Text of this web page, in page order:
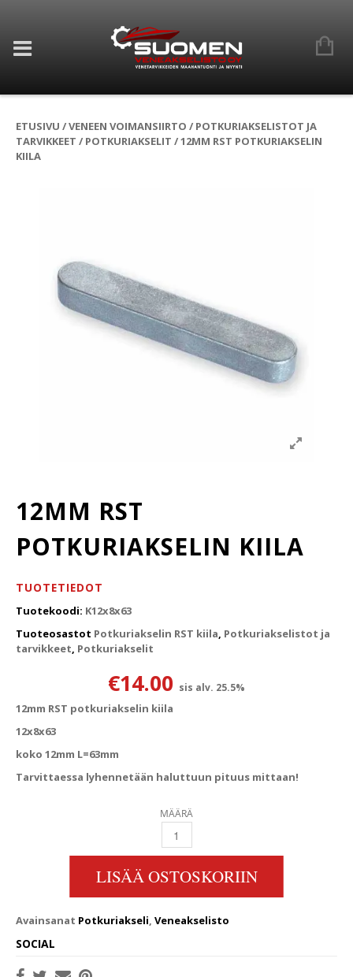
ETUSIVU /VENEEN VOIMANSIIRTO / POTKURIAKSELISTOT JA
TARVIKKEET / POTKURIAKSELIT / 12MM RST POTKURIAKSELIN
KIILA
12MM RST
POTKURIAKSELIN KIILA
TUOTETIEDOT
Tuotekoodi: K12x8x63
Tuoteosastot Potkuriakselin RST kiila, Potkuriakselistot ja
tarvikkeet, Potkuriakselit
€14.00 sis alv. 25.5%
12mm RST potkuriakselin kiila
12x8x63
koko 12mm L=63mm
Tarvittaessa lyhennetään haluttuun pituus mittaan!
MÄÄRÄ
12MM RST POTKURIAKSELIN KIILA QUANTITY
LISÄÄ OSTOSKORIIN
Avainsanat Potkuriakseli, Veneakselisto
SOCIAL